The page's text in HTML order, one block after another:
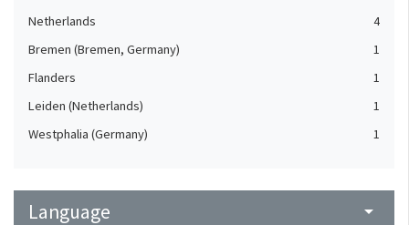
Netherlands
4
Bremen (Bremen, Germany)
1
Flanders
1
Leiden (Netherlands)
1
Westphalia (Germany)
1
Language arrow_drop_down